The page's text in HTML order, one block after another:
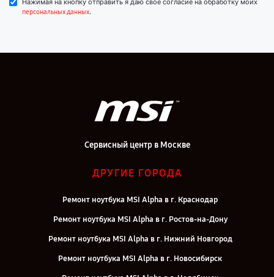
Нажимая на кнопку отправить я даю свое согласие на обработку моих
персональных данных.
Сервисный центр в Москве
ДРУГИЕ ГОРОДА
Ремонт ноутбука MSI Alpha в г. Краснодар
Ремонт ноутбука MSI Alpha в г. Ростов-на-Дону
Ремонт ноутбука MSI Alpha в г. Нижний Новгород
Ремонт ноутбука MSI Alpha в г. Новосибирск